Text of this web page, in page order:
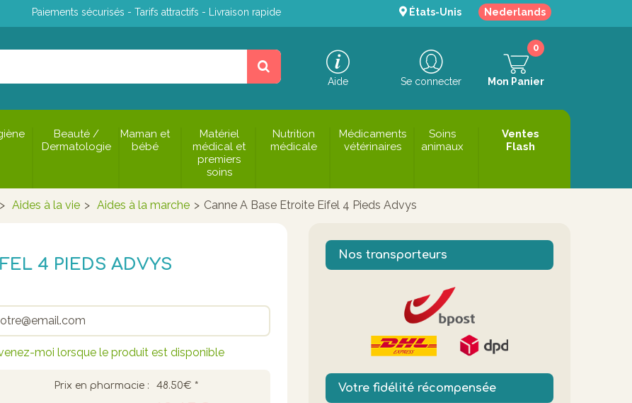
Paiements sécurisés - Tarifs attractifs - Livraison rapide États-Unis Nederlands
Aide Se connecter Mon Panier
0
Beauté /
Dermatologie
Maman et
bébé
Matériel
médical et
premiers
soins
Nutrition
médicale
Médicaments
vétérinaires
Soins
animaux
Ventes
Flash
> Aides à la vie > Aides à la marche > Canne A Base Etroite Eifel 4 Pieds Advys
4 PIEDS ADVYS
Prix en pharmacie : 48.50€ *
moi lorsque le produit est disponible
Nos transporteurs
Votre fidélité récompensée